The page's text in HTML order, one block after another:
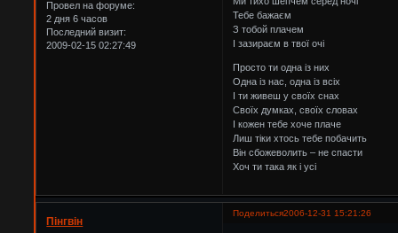
Провел на форуме:
2 дня 6 часов
Последний визит:
2009-02-15 02:27:49
Тебе бажаєм
З тобой плачем
І зазираєм в твої очі
Просто ти одна із них
Одна із нас, одна із всіх
І ти живеш у своїх снах
Своїх думках, своїх словах
І кожен тебе хоче плаче
Лиш тіки хтось тебе побачить
Він сбожеволить – не спасти
Хоч ти така як і усі
Поделиться2006-12-31 15:21:26
Пінгвін